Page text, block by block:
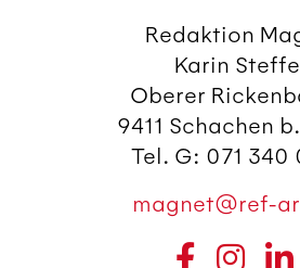
Redaktion
Karin
Oberer
9411 Schachen
Tel. G: 071 340
magnet@ref-